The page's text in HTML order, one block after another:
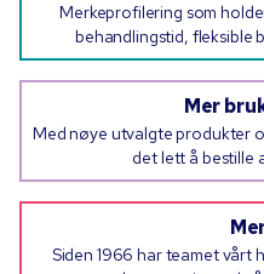
Merkeprofilering som
behandlingstid, fleksible
Mer
Med nøye utvalgte produkter
det lett å bestille
Siden 1966 har teamet vårt